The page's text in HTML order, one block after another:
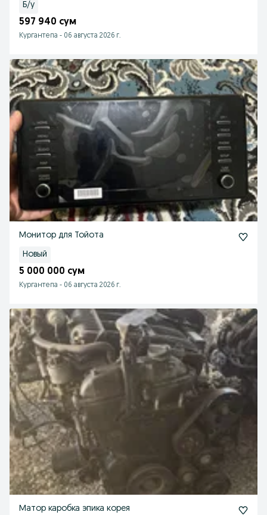
Б/у
597 940 сум
Кургантепа - 06 августа 2026 г.
Монитор для Тойота
Новый
5 000 000 сум
Кургантепа - 06 августа 2026 г.
Матор каробка эпика корея